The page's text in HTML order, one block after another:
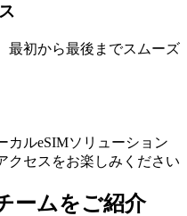
最初から最後までスムーズ
カルeSIMソリューション
クセスをお楽しみください
ームをご紹介